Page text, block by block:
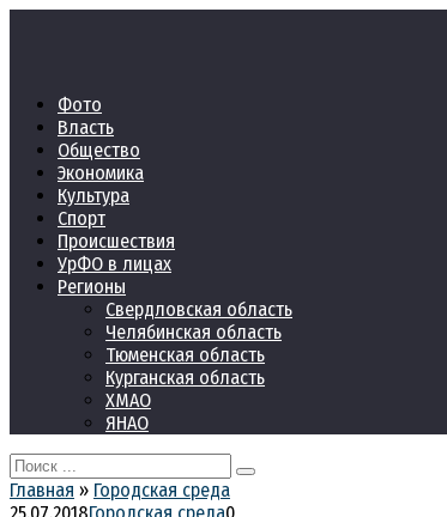
Фото
Власть
Общество
Экономика
Культура
Спорт
Происшествия
УрФО в лицах
Регионы
Свердловская область
Челябинская область
Тюменская область
Курганская область
ХМАО
ЯНАО
Search
for:
Главная » Городская среда